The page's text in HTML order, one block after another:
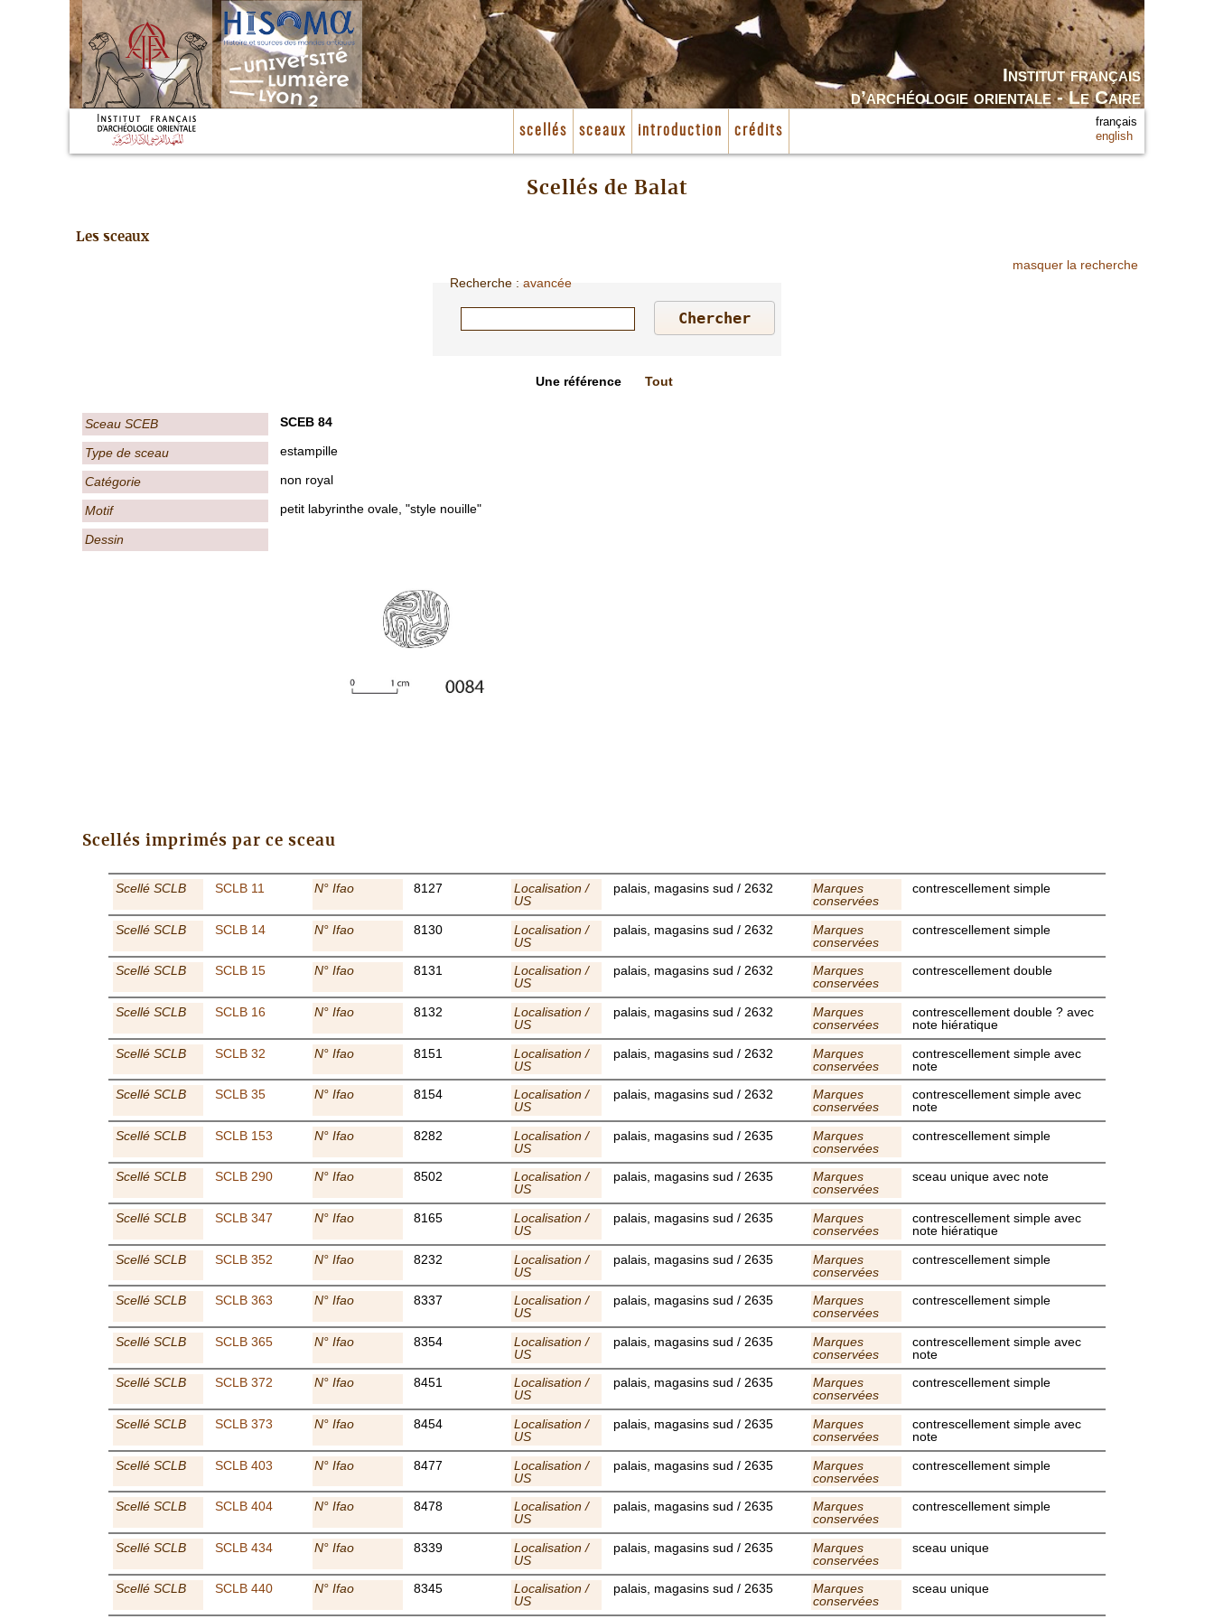
Institut français
d’archéologie orientale - Le Caire
scellés sceaux introduction crédits
français
english
Scellés de Balat
Les sceaux
masquer la recherche
Recherche :avancée
Une référence Tout
Sceau SCEB SCEB 84
Type de sceau estampille
Catégorie non royal
Motif petit labyrinthe ovale, "style nouille"
Dessin
Scellés imprimés par ce sceau
Scellé SCLB SCLB 11 N° Ifao 8127
Localisation /
US
palais, magasins sud / 2632
Marques
conservées
contrescellement simple
Scellé SCLB SCLB 14 N° Ifao 8130
Localisation /
US
palais, magasins sud / 2632
Marques
conservées
contrescellement simple
Scellé SCLB SCLB 15 N° Ifao 8131
Localisation /
US
palais, magasins sud / 2632
Marques
conservées
contrescellement double
Scellé SCLB SCLB 16 N° Ifao 8132
Localisation /
US
palais, magasins sud / 2632
Marques
conservées
contrescellement double ? avec
note hiératique
Scellé SCLB
SCLB 32 N° Ifao 8151
Localisation /
US
palais, magasins sud / 2632
Marques
conservées
contrescellement simple avec
note
Scellé SCLB
SCLB 35 N° Ifao 8154
Localisation /
US
palais, magasins sud / 2632
Marques
conservées
contrescellement simple avec
note
Scellé SCLB
SCLB 153 N° Ifao 8282
Localisation /
US
palais, magasins sud / 2635
Marques
conservées
contrescellement simple
Scellé SCLB SCLB 290 N° Ifao 8502
Localisation /
US
palais, magasins sud / 2635
Marques
conservées
sceau unique avec note
Scellé SCLB SCLB 347 N° Ifao 8165
Localisation /
US
palais, magasins sud / 2635
Marques
conservées
contrescellement simple avec
note hiératique
Scellé SCLB
SCLB 352 N° Ifao 8232
Localisation /
US
palais, magasins sud / 2635
Marques
conservées
contrescellement simple
Scellé SCLB SCLB 363 N° Ifao 8337
Localisation /
US
palais, magasins sud / 2635
Marques
conservées
contrescellement simple
Scellé SCLB SCLB 365 N° Ifao 8354
Localisation /
US
palais, magasins sud / 2635
Marques
conservées
contrescellement simple avec
note
Scellé SCLB
SCLB 372 N° Ifao 8451
Localisation /
US
palais, magasins sud / 2635
Marques
conservées
contrescellement simple
Scellé SCLB SCLB 373 N° Ifao 8454
Localisation /
US
palais, magasins sud / 2635
Marques
conservées
contrescellement simple avec
note
Scellé SCLB
SCLB 403 N° Ifao 8477
Localisation /
US
palais, magasins sud / 2635
Marques
conservées
contrescellement simple
Scellé SCLB SCLB 404 N° Ifao 8478
Localisation /
US
palais, magasins sud / 2635
Marques
conservées
contrescellement simple
Scellé SCLB SCLB 434 N° Ifao 8339
Localisation /
US
palais, magasins sud / 2635
Marques
conservées
sceau unique
Scellé SCLB SCLB 440 N° Ifao 8345
Localisation /
US
palais, magasins sud / 2635
Marques
conservées
sceau unique